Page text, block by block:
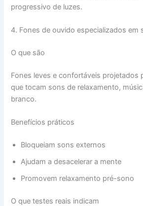
progressivo de luzes.
4. Fones de ouvido especializados em
O que são
Fones leves e confortáveis projetados
que tocam sons de relaxamento,
branco.
Benefícios práticos
Bloqueiam sons externos
Ajudam a desacelerar a mente
Promovem relaxamento pré-sono
O que testes reais indicam